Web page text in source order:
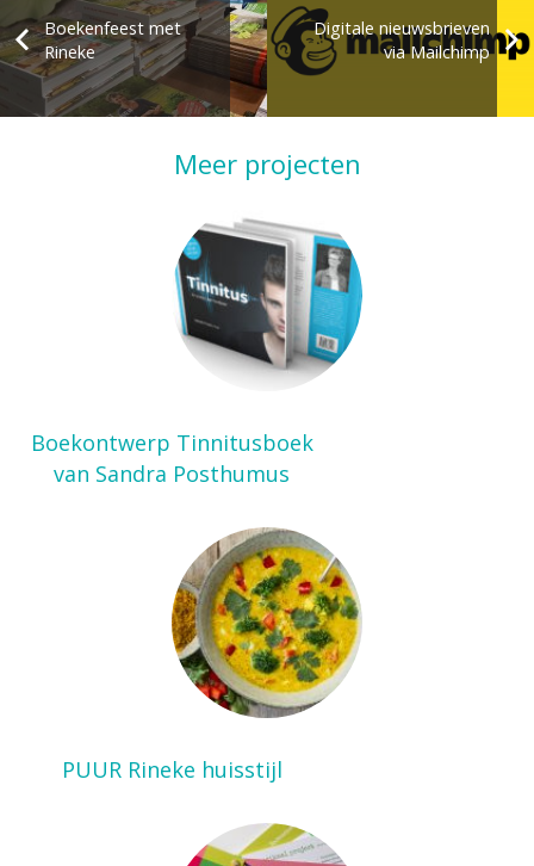
Boekenfeest met
Rineke
Digitale nieuwsbrieven
via Mailchimp
Meer projecten
Boekontwerp Tinnitusboek
van Sandra Posthumus
PUUR Rineke huisstijl